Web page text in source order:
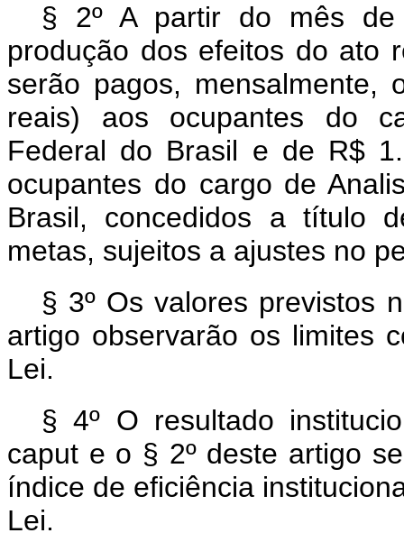
§ 2º A partir do mês
produção dos efeitos do ato
serão pagos,
reais) aos ocupantes do
Federal do Brasil e de R$
ocupantes do cargo de
Brasil, concedidos a título
metas, sujeitos a ajustes no
§ 3º Os valores previstos
artigo observarão os limites
Lei.
§ 4º O resultado
caput e o § 2º deste artigo
índice de eficiência
Lei.